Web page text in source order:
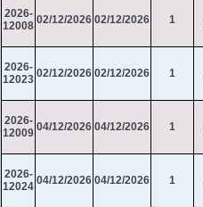
2026-
12008 02/12/2026 02/12/2026 1
2026-
12023 02/12/2026 02/12/2026 1
2026-
12009 04/12/2026 04/12/2026 1
2026-
12024 04/12/2026 04/12/2026 1